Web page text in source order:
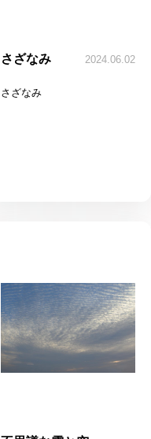
さざなみ 2024.06.02
さざなみ